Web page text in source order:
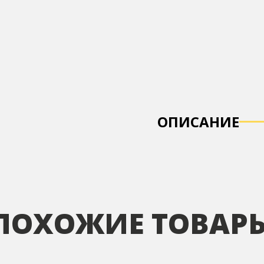
ОПИСАНИЕ